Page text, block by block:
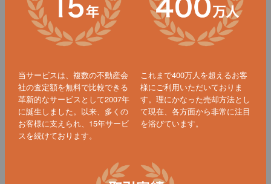
当サービスは、複数の不動産会
社の査定額を無料で比較できる
革新的なサービスとして2007年
に誕生しました。以来、多くの
お客様に支えられ、15年サービ
スを続けております。
これまで400万人を超えるお客
様にご利用いただいておりま
す。理にかなった売却方法とし
て現在、各方面から非常に注目
を浴びています。